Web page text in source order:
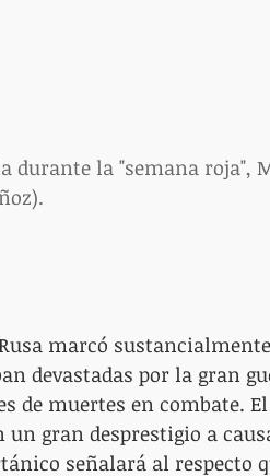
durante la "semana roja",
marcó
devastadas por la gran
de muertes en combate.
gran desprestigio a
señalará al respecto